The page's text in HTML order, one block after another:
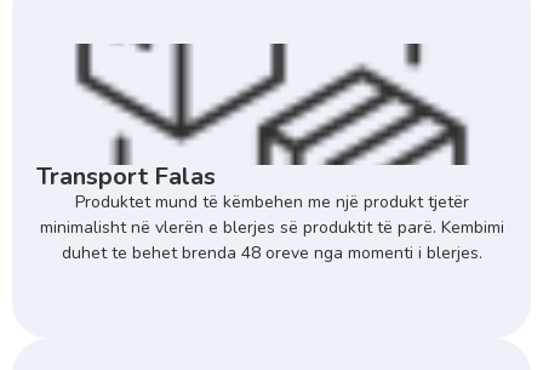
Transport Falas
Produktet mund të këmbehen me një produkt tjetër
minimalisht në vlerën e blerjes së produktit të parë. Kembimi
duhet te behet brenda 48 oreve nga momenti i blerjes.